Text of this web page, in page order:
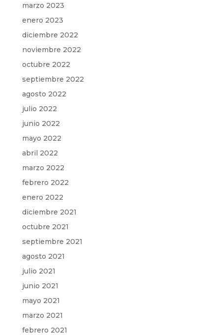
marzo 2023
enero 2023
diciembre 2022
noviembre 2022
octubre 2022
septiembre 2022
agosto 2022
julio 2022
junio 2022
mayo 2022
abril 2022
marzo 2022
febrero 2022
enero 2022
diciembre 2021
octubre 2021
septiembre 2021
agosto 2021
julio 2021
junio 2021
mayo 2021
marzo 2021
febrero 2021